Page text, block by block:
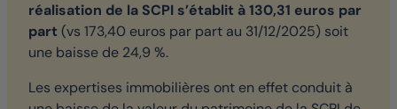
réalisation de la SCPI s’établit à 130,31 euros par
part (vs 173,40 euros par part au 31/12/2025) soit
une baisse de 24,9 %.
Les expertises immobilières ont en effet conduit à